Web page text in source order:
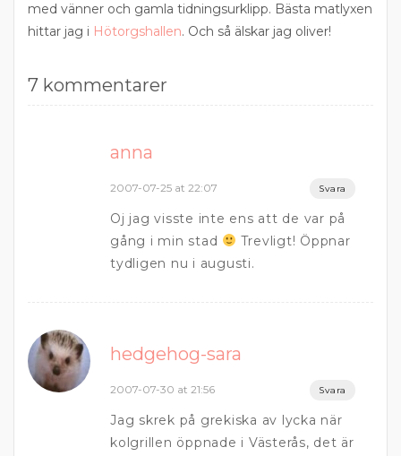
med vänner och gamla tidningsurklipp. Bästa matlyxen
hittar jag i Hötorgshallen. Och så älskar jag oliver!
7 kommentarer
anna
2007-07-25 at 22:07 Svara
Oj jag visste inte ens att de var på
gång i min stad
Trevligt! Öppnar
tydligen nu i augusti.
hedgehog-sara
2007-07-30 at 21:56 Svara
Jag skrek på grekiska av lycka när
kolgrillen öppnade i Västerås, det är